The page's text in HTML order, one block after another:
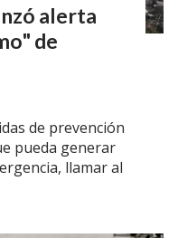
alerta
de
de prevención
pueda generar
llamar al